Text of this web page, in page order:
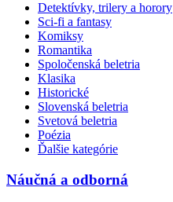
Detektívky, trilery a horory
Sci-fi a fantasy
Komiksy
Romantika
Spoločenská beletria
Klasika
Historické
Slovenská beletria
Svetová beletria
Poézia
Ďalšie kategórie
Náučná a odborná